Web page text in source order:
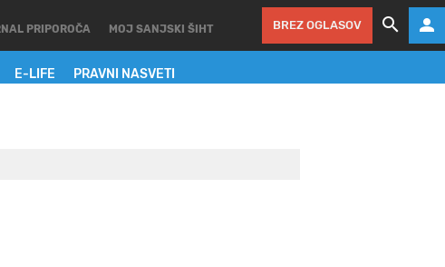
E-LIFE PRAVNI NASVETI
PRIPOROČA MOJ SANJSKI ŠIHT BREZ OGLASOV